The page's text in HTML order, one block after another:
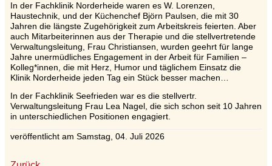
In der Fachklinik Norderheide waren es W. Lorenzen,
Haustechnik, und der Küchenchef Björn Paulsen, die mit 30
Jahren die längste Zugehörigkeit zum Arbeitskreis feierten. Aber
auch Mitarbeiterinnen aus der Therapie und die stellvertretende
Verwaltungsleitung, Frau Christiansen, wurden geehrt für lange
Jahre unermüdliches Engagement in der Arbeit für Familien –
Kolleg*innen, die mit Herz, Humor und täglichem Einsatz die
Klinik Norderheide jeden Tag ein Stück besser machen…
In der Fachklinik Seefrieden war es die stellvertr.
Verwaltungsleitung Frau Lea Nagel, die sich schon seit 10 Jahren
in unterschiedlichen Positionen engagiert.
veröffentlicht am Samstag, 04. Juli 2026